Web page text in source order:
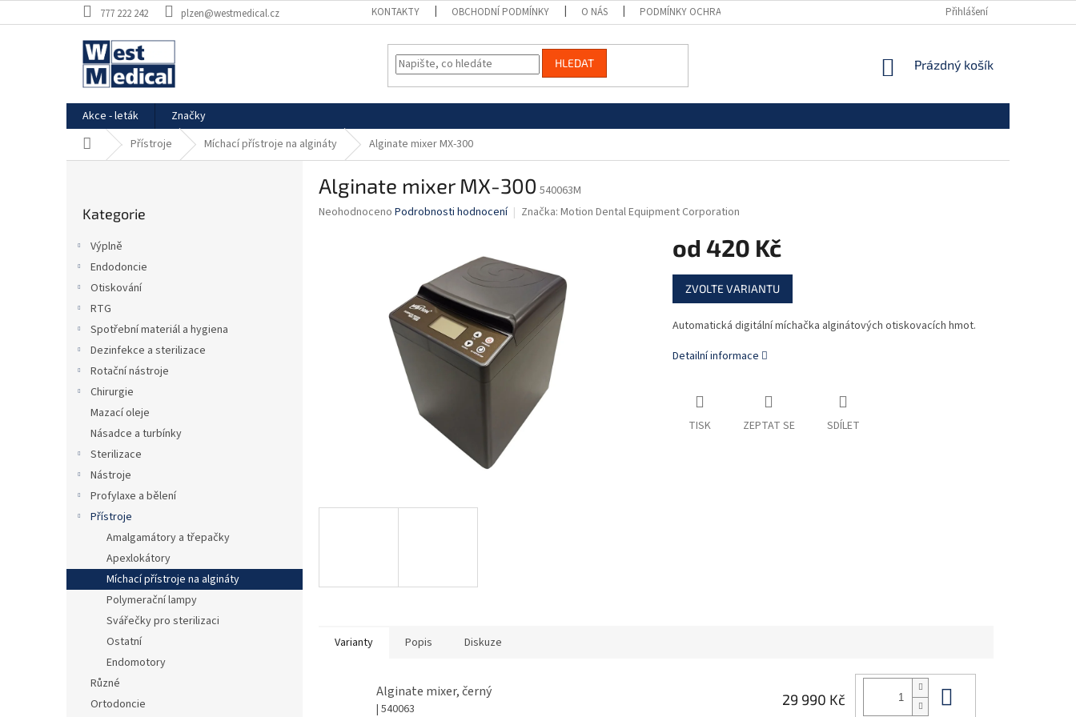
na
777 222 242 plzen@westmedical.cz KONTAKTY OBCHODNÍ PODMÍNKY O NÁS PODMÍNKY OCHRANY OSOBNÍCH ÚDAJŮ Přihlášení
HLEDAT
NÁKUPNÍ
Prázdný košík
Akce - leták
Značky
Domů Přístroje Míchací přístroje na algináty Alginate mixer MX-300
kategorie
Kategorie
Výplně
Endodoncie
Otiskování
RTG
Spotřební materiál a hygiena
Dezinfekce a sterilizace
Rotační nástroje
Chirurgie
Mazací oleje
Násadce a turbínky
Sterilizace
Nástroje
Profylaxe a bělení
Přístroje
Amalgamátory a třepačky
Apexlokátory
Míchací přístroje na algináty
Polymerační lampy
Svářečky pro sterilizaci
Ostatní
Endomotory
Různé
Ortodoncie
Alginate mixer MX-300 540063M
Průměrné
Neohodnoceno Podrobnosti hodnocení Značka: Motion Dental Equipment Corporation
od 420 Kč
Měrná
cena:
ZVOLTE VARIANTU
Automatická digitální míchačka alginátových otiskovacích hmot.
Detailní informace
TISK ZEPTAT SE SDÍLET
Varianty Popis Diskuze
Alginate mixer, černý
| 540063
29 990 Kč